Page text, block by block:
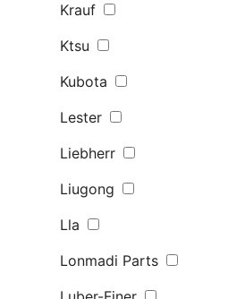
Krauf
Ktsu
Kubota
Lester
Liebherr
Liugong
Lla
Lonmadi Parts